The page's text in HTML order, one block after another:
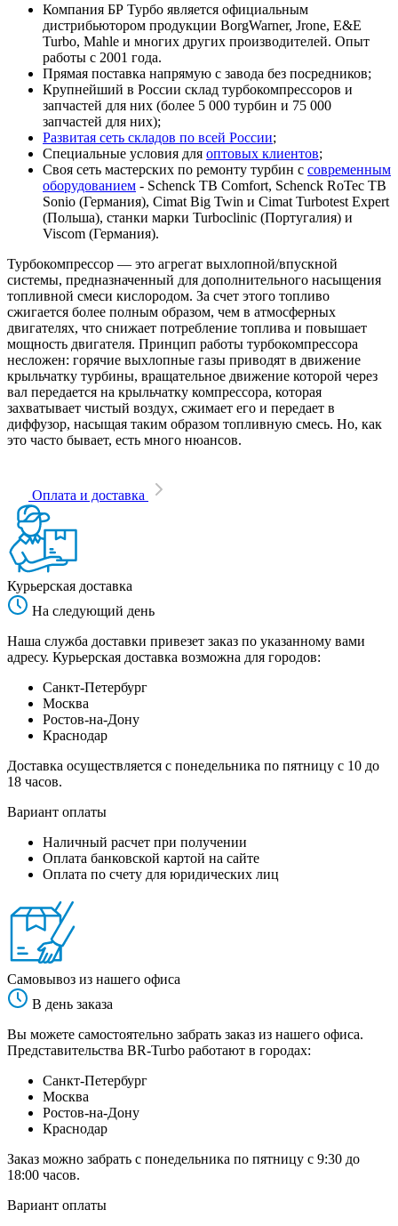
Компания БР Турбо является официальным
дистрибьютором продукции BorgWarner, Jrone, E&E
Turbo, Mahle и многих других производителей. Опыт
работы с 2001 года.
Прямая поставка напрямую с завода без посредников;
Крупнейший в России склад турбокомпрессоров и
запчастей для них (более 5 000 турбин и 75 000
запчастей для них);
Развитая сеть складов по всей России;
Специальные условия для оптовых клиентов;
Своя сеть мастерских по ремонту турбин с современным
оборудованием - Schenck TB Comfort, Schenck RoTec TB
Sonio (Германия), Cimat Big Twin и Cimat Turbotest Expert
(Польша), станки марки Turboclinic (Португалия) и
Viscom (Германия).
Турбокомпрессор — это агрегат выхлопной/впускной
системы, предназначенный для дополнительного насыщения
топливной смеси кислородом. За счет этого топливо
сжигается более полным образом, чем в атмосферных
двигателях, что снижает потребление топлива и повышает
мощность двигателя. Принцип работы турбокомпрессора
несложен: горячие выхлопные газы приводят в движение
крыльчатку турбины, вращательное движение которой через
вал передается на крыльчатку компрессора, которая
захватывает чистый воздух, сжимает его и передает в
диффузор, насыщая таким образом топливную смесь. Но, как
это часто бывает, есть много нюансов.
Оплата и доставка
Курьерская доставка
На следующий день
Наша служба доставки привезет заказ по указанному вами
адресу. Курьерская доставка возможна для городов:
Санкт-Петербург
Москва
Ростов-на-Дону
Краснодар
Доставка осуществляется с понедельника по пятницу с 10 до
18 часов.
Вариант оплаты
Наличный расчет при получении
Оплата банковской картой на сайте
Оплата по счету для юридических лиц
Самовывоз из нашего офиса
В день заказа
Вы можете самостоятельно забрать заказ из нашего офиса.
Представительства BR-Turbo работают в городах:
Санкт-Петербург
Москва
Ростов-на-Дону
Краснодар
Заказ можно забрать с понедельника по пятницу с 9:30 до
18:00 часов.
Вариант оплаты